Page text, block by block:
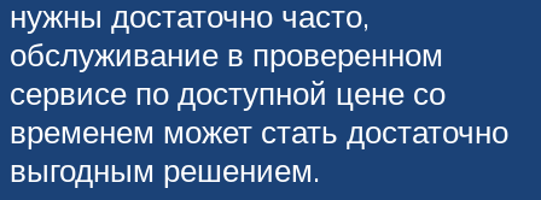
нужны достаточно часто,
обслуживание в проверенном
сервисе по доступной цене со
временем может стать достаточно
выгодным решением.